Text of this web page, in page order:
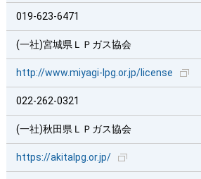
019-623-6471
(一社)宮城県ＬＰガス協会
http://www.miyagi-lpg.or.jp/license
022-262-0321
(一社)秋田県ＬＰガス協会
https://akitalpg.or.jp/